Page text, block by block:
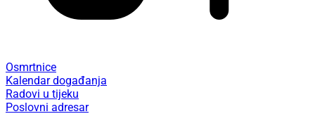
Osmrtnice
Kalendar događanja
Radovi u tijeku
Poslovni adresar